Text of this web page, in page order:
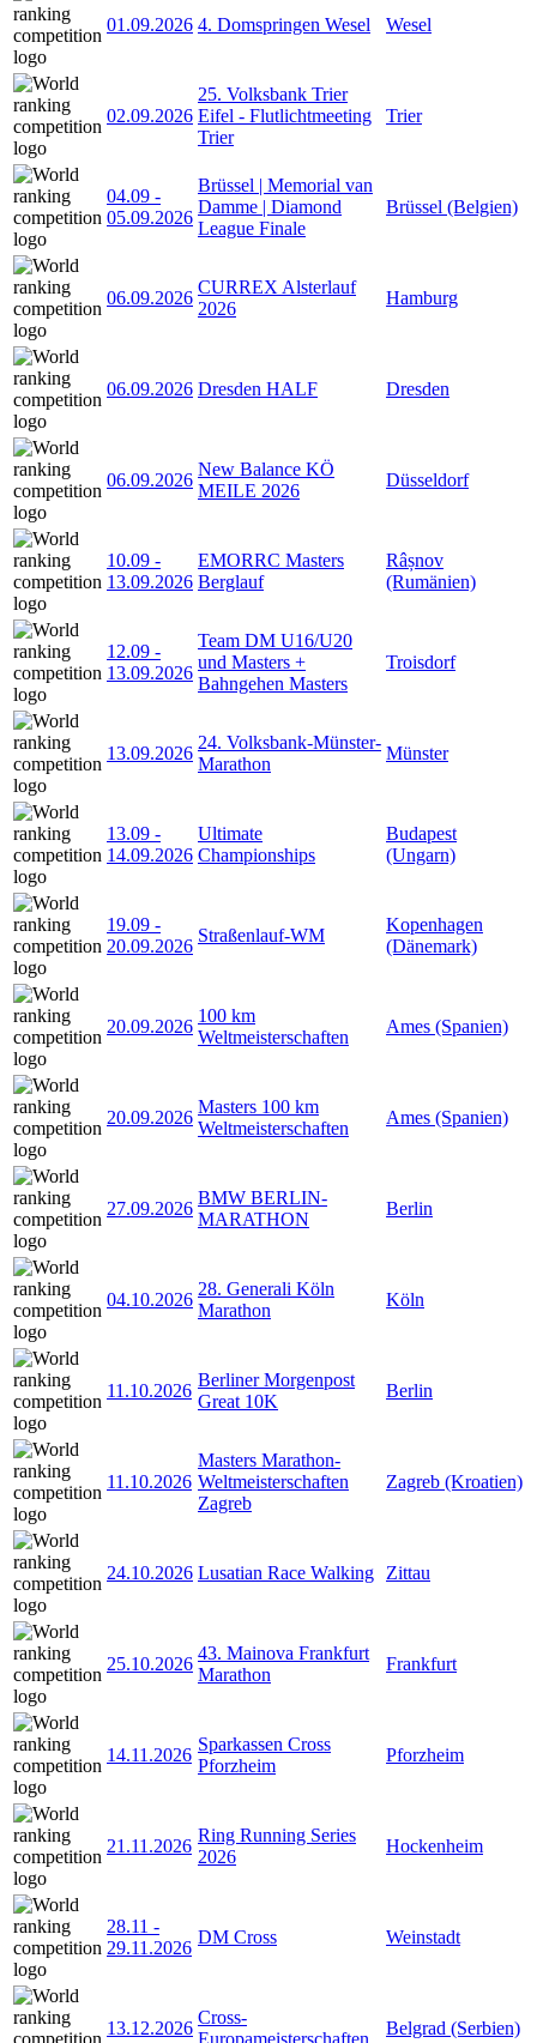
01.09.2026 4. Domspringen Wesel Wesel
02.09.2026
25. Volksbank Trier
Eifel - Flutlichtmeeting
Trier
Trier
04.09 -
05.09.2026
Brüssel | Memorial van
Damme | Diamond
League Finale
Brüssel (Belgien)
06.09.2026
CURREX Alsterlauf
2026
Hamburg
06.09.2026 Dresden HALF Dresden
06.09.2026
New Balance KÖ
MEILE 2026
Düsseldorf
10.09 -
13.09.2026
EMORRC Masters
Berglauf
Râșnov
(Rumänien)
12.09 -
13.09.2026
Team DM U16/U20
und Masters +
Bahngehen Masters
Troisdorf
13.09.2026
24. Volksbank-Münster-
Marathon
Münster
13.09 -
14.09.2026
Ultimate
Championships
Budapest
(Ungarn)
19.09 -
20.09.2026
Straßenlauf-WM
Kopenhagen
(Dänemark)
20.09.2026
100 km
Weltmeisterschaften
Ames (Spanien)
20.09.2026
Masters 100 km
Weltmeisterschaften
Ames (Spanien)
27.09.2026
BMW BERLIN-
MARATHON
Berlin
04.10.2026
28. Generali Köln
Marathon
Köln
11.10.2026
Berliner Morgenpost
Great 10K
Berlin
11.10.2026
Masters Marathon-
Weltmeisterschaften
Zagreb
Zagreb (Kroatien)
24.10.2026 Lusatian Race Walking Zittau
25.10.2026
43. Mainova Frankfurt
Marathon
Frankfurt
14.11.2026
Sparkassen Cross
Pforzheim
Pforzheim
21.11.2026
Ring Running Series
2026
Hockenheim
28.11 -
29.11.2026
DM Cross Weinstadt
13.12.2026
Cross-
Europameisterschaften
Belgrad (Serbien)